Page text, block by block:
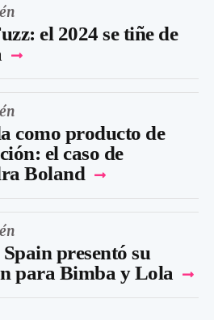
el 2024 se tiñe de
como producto de
el caso de
Boland
presentó su
para Bimba y Lola